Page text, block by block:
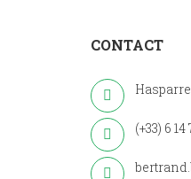
CONTACT
(+33) 6 14